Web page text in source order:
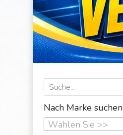
Nach Marke suchen
Wählen Sie >>